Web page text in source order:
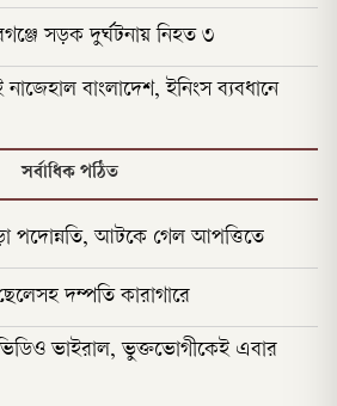
সড়ক দুর্ঘটনায় নিহত ৩
নাজেহাল বাংলাদেশ, ইনিংস ব্যবধানে
সর্বাধিক পঠিত
পদোন্নতি, আটকে গেল আপত্তিতে
দম্পতি কারাগারে
ভিডিও ভাইরাল, ভুক্তভোগীকেই এবার